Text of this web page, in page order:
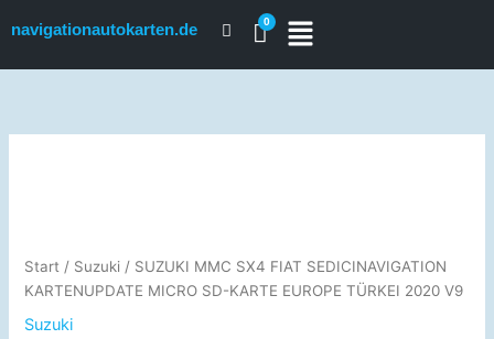
Inhalt
springen
navigationautokarten.de
Start / Suzuki / SUZUKI MMC SX4 FIAT SEDICINAVIGATION
KARTENUPDATE MICRO SD-KARTE EUROPE TÜRKEI 2020 V9
Suzuki
KARTENUPDATE
MICRO
KARTE